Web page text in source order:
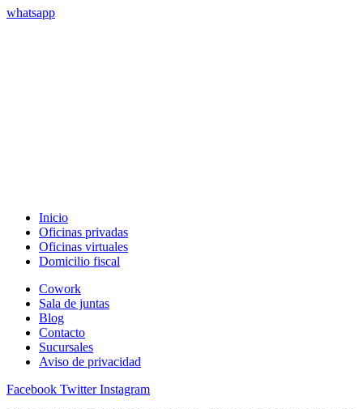
whatsapp
Inicio
Oficinas privadas
Oficinas virtuales
Domicilio fiscal
Cowork
Sala de juntas
Blog
Contacto
Sucursales
Aviso de privacidad
Facebook Twitter Instagram